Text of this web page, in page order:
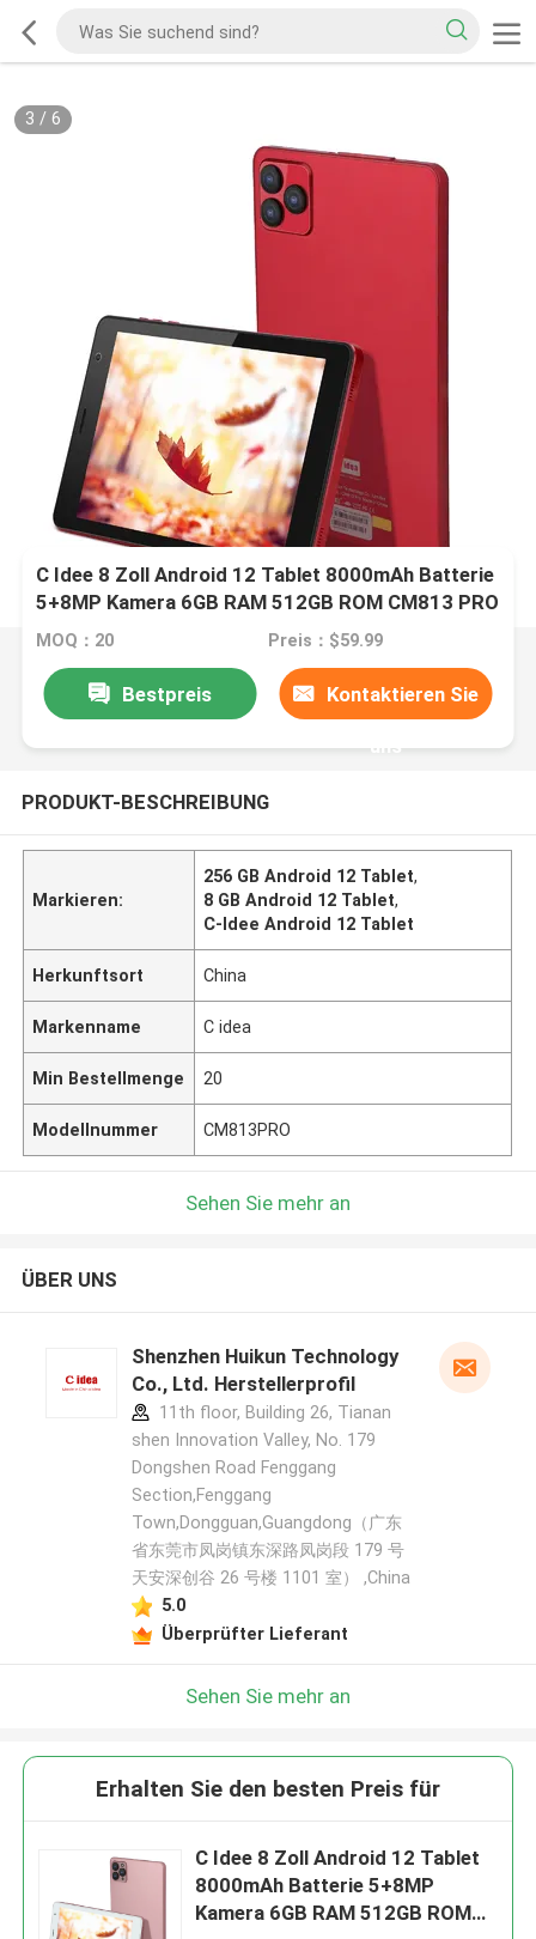
3 / 6
C Idee 8 Zoll Android 12 Tablet 8000mAh Batterie
5+8MP Kamera 6GB RAM 512GB ROM CM813 PRO
MOQ：20 Preis：$59.99
Bestpreis Kontaktieren Sie
uns
PRODUKT-BESCHREIBUNG
Markieren:
256 GB Android 12 Tablet,
8 GB Android 12 Tablet,
C-Idee Android 12 Tablet
Herkunftsort China
Markenname C idea
Min Bestellmenge 20
Modellnummer CM813PRO
Sehen Sie mehr an
ÜBER UNS
Shenzhen Huikun Technology
Co., Ltd. Herstellerprofil
11th floor, Building 26, Tianan
shen Innovation Valley, No. 179
Dongshen Road Fenggang
Section,Fenggang
Town,Dongguan,Guangdong（广东
省东莞市凤岗镇东深路凤岗段 179 号
天安深创谷 26 号楼 1101 室） ,China
5.0
Überprüfter Lieferant
Sehen Sie mehr an
Erhalten Sie den besten Preis für
C Idee 8 Zoll Android 12 Tablet
8000mAh Batterie 5+8MP
Kamera 6GB RAM 512GB ROM